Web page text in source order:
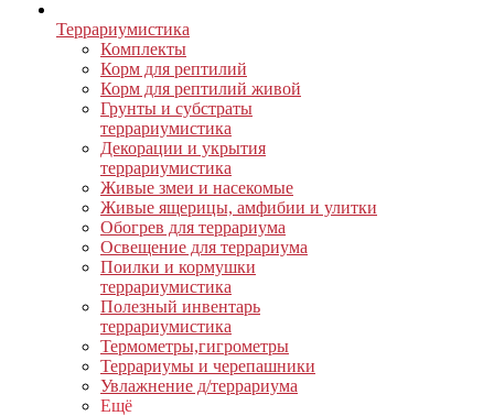
Террариумистика
Комплекты
Корм для рептилий
Корм для рептилий живой
Грунты и субстраты
террариумистика
Декорации и укрытия
террариумистика
Живые змеи и насекомые
Живые ящерицы, амфибии и улитки
Обогрев для террариума
Освещение для террариума
Поилки и кормушки
террариумистика
Полезный инвентарь
террариумистика
Термометры,гигрометры
Террариумы и черепашники
Увлажнение д/террариума
Ещё